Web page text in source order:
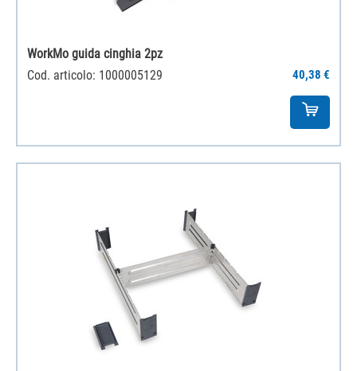
WorkMo guida cinghia 2pz
Cod. articolo: 1000005129
40,38 €